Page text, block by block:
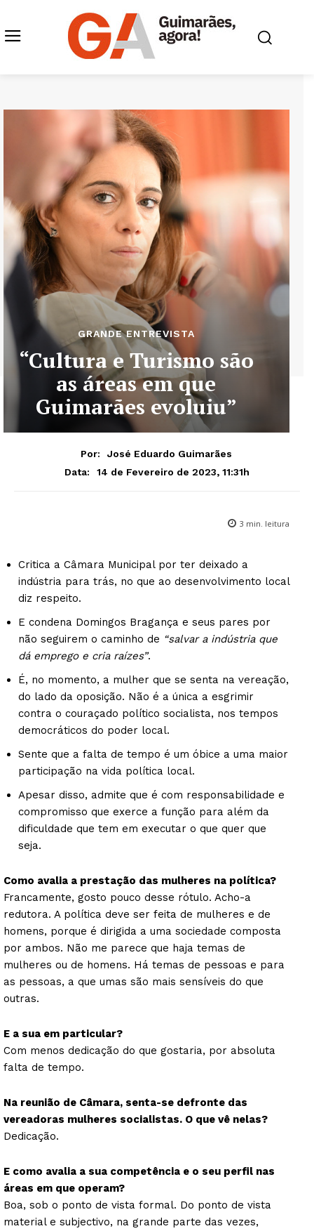
GRANDE ENTREVISTA
“Cultura e Turismo são
as áreas em que
Guimarães evoluiu”
Por:
José Eduardo Guimarães
Data:
14 de Fevereiro de 2023, 11:31h
3 min. leitura
Critica a Câmara Municipal por ter deixado a
indústria para trás, no que ao desenvolvimento local
diz respeito.
E condena Domingos Bragança e seus pares por
não seguirem o caminho de “salvar a indústria que
dá emprego e cria raízes”.
É, no momento, a mulher que se senta na vereação,
do lado da oposição. Não é a única a esgrimir
contra o couraçado político socialista, nos tempos
democráticos do poder local.
Sente que a falta de tempo é um óbice a uma maior
participação na vida política local.
Apesar disso, admite que é com responsabilidade e
compromisso que exerce a função para além da
dificuldade que tem em executar o que quer que
seja.
Como avalia a prestação das mulheres na política?
Francamente, gosto pouco desse rótulo. Acho-a
redutora. A política deve ser feita de mulheres e de
homens, porque é dirigida a uma sociedade composta
por ambos. Não me parece que haja temas de
mulheres ou de homens. Há temas de pessoas e para
as pessoas, a que umas são mais sensíveis do que
outras.
E a sua em particular?
Com menos dedicação do que gostaria, por absoluta
falta de tempo.
Na reunião de Câmara, senta-se defronte das
vereadoras mulheres socialistas. O que vê nelas?
Dedicação.
E como avalia a sua competência e o seu perfil nas
áreas em que operam?
Boa, sob o ponto de vista formal. Do ponto de vista
material e subjectivo, na grande parte das vezes,